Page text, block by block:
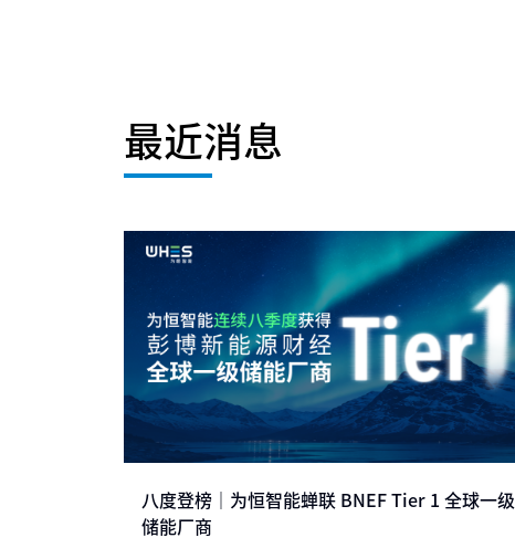
最近消息
八度登榜｜为恒智能蝉联 BNEF Tier 1 全球一级
储能厂商